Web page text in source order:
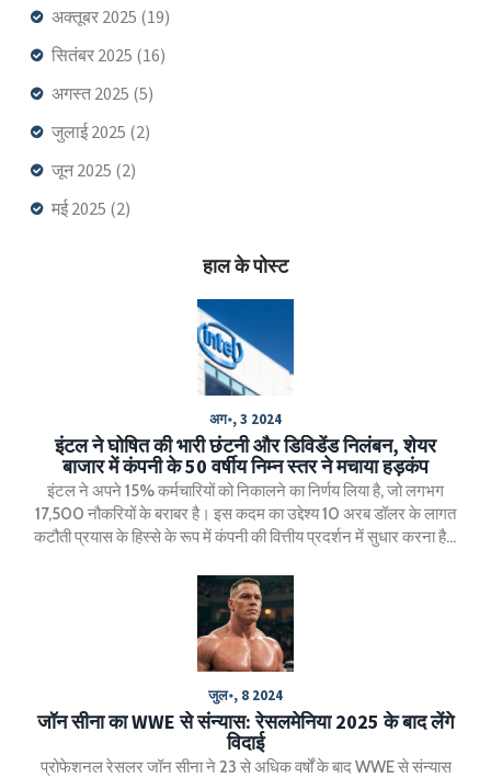
अक्तूबर 2025 (19)
सितंबर 2025 (16)
अगस्त 2025 (5)
जुलाई 2025 (2)
जून 2025 (2)
मई 2025 (2)
हाल के पोस्ट
अग॰, 3 2024
इंटल ने घोषित की भारी छंटनी और डिविडेंड निलंबन, शेयर
बाजार में कंपनी के 50 वर्षीय निम्न स्तर ने मचाया हड़कंप
इंटल ने अपने 15% कर्मचारियों को निकालने का निर्णय लिया है, जो लगभग
17,500 नौकरियों के बराबर है। इस कदम का उद्देश्य 10 अरब डॉलर के लागत
कटौती प्रयास के हिस्से के रूप में कंपनी की वित्तीय प्रदर्शन में सुधार करना है।
तक गिर गई।
जुल॰, 8 2024
जॉन सीना का WWE से संन्यास: रेसलमेनिया 2025 के बाद लेंगे
विदाई
प्रोफेशनल रेसलर जॉन सीना ने 23 से अधिक वर्षों के बाद WWE से संन्यास